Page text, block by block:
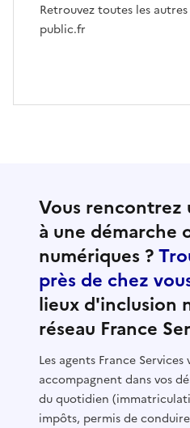
Retrouvez toutes les
public.fr
Vous rencontrez
à une démarche
numériques ?
près de chez
lieux d'inclusion
réseau France
Les agents France
accompagnent dans vos
du quotidien
impôts, permis de